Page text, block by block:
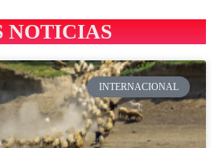
NOTICIAS
INTERNACIONAL